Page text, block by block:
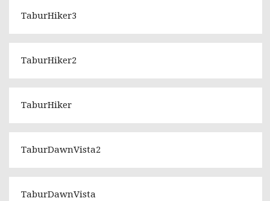
TaburHiker3
TaburHiker2
TaburHiker
TaburDawnVista2
TaburDawnVista